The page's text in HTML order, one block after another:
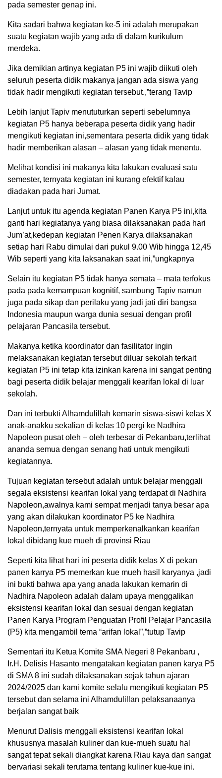
pada semester genap ini.
Kita sadari bahwa kegiatan ke-5 ini adalah merupakan
suatu kegiatan wajib yang ada di dalam kurikulum
merdeka.
Jika demikian artinya kegiatan P5 ini wajib diikuti oleh
seluruh peserta didik makanya jangan ada siswa yang
tidak hadir mengikuti kegiatan tersebut.,”terang Tavip
Lebih lanjut Tapiv menututurkan seperti sebelumnya
kegiatan P5 hanya beberapa peserta didik yang hadir
mengikuti kegiatan ini,sementara peserta didik yang tidak
hadir memberikan alasan – alasan yang tidak menentu.
Melihat kondisi ini makanya kita lakukan evaluasi satu
semester, ternyata kegiatan ini kurang efektif kalau
diadakan pada hari Jumat.
Lanjut untuk itu agenda kegiatan Panen Karya P5 ini,kita
ganti hari kegiatanya yang biasa dilaksanakan pada hari
Jum’at,kedepan kegiatan Penen Karya dilaksanakan
setiap hari Rabu dimulai dari pukul 9.00 Wib hingga 12,45
Wib seperti yang kita laksanakan saat ini,”ungkapnya
Selain itu kegiatan P5 tidak hanya semata – mata terfokus
pada pada kemampuan kognitif, sambung Tapiv namun
juga pada sikap dan perilaku yang jadi jati diri bangsa
Indonesia maupun warga dunia sesuai dengan profil
pelajaran Pancasila tersebut.
Makanya ketika koordinator dan fasilitator ingin
melaksanakan kegiatan tersebut diluar sekolah terkait
kegiatan P5 ini tetap kita izinkan karena ini sangat penting
bagi peserta didik belajar menggali kearifan lokal di luar
sekolah.
Dan ini terbukti Alhamdulillah kemarin siswa-siswi kelas X
anak-anakku sekalian di kelas 10 pergi ke Nadhira
Napoleon pusat oleh – oleh terbesar di Pekanbaru,terlihat
ananda semua dengan senang hati untuk mengikuti
kegiatannya.
Tujuan kegiatan tersebut adalah untuk belajar menggali
segala eksistensi kearifan lokal yang terdapat di Nadhira
Napoleon,awalnya kami sempat menjadi tanya besar apa
yang akan dilakukan koordinator P5 ke Nadhira
Napoleon,ternyata untuk memperkenalkankan kearifan
lokal dibidang kue mueh di provinsi Riau
Seperti kita lihat hari ini peserta didik kelas X di pekan
panen karrya P5 memerkan kue mueh hasil karyanya ,jadi
ini bukti bahwa apa yang anada lakukan kemarin di
Nadhira Napoleon adalah dalam upaya menggalikan
eksistensi kearifan lokal dan sesuai dengan kegiatan
Panen Karya Program Penguatan Profil Pelajar Pancasila
(P5) kita mengambil tema “arifan lokal”,”tutup Tavip
Sementari itu Ketua Komite SMA Negeri 8 Pekanbaru ,
Ir.H. Delisis Hasanto mengatakan kegiatan panen karya P5
di SMA 8 ini sudah dilaksanakan sejak tahun ajaran
2024/2025 dan kami komite selalu mengikuti kegiatan P5
tersebut dan selama ini Alhamdulillan pelaksanaanya
berjalan sangat baik
Menurut Dalisis menggali eksistensi kearifan lokal
khususnya masalah kuliner dan kue-mueh suatu hal
sangat tepat sekali diangkat karena Riau kaya dan sangat
bervariasi sekali terutama tentang kuliner kue-kue ini.